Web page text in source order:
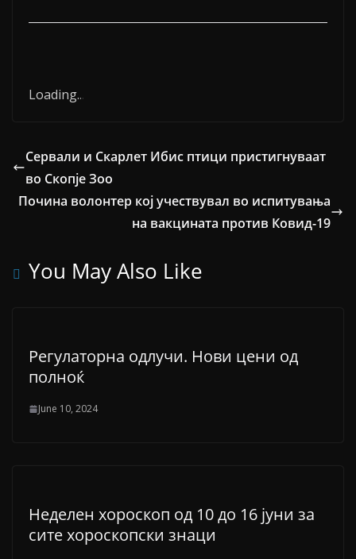
Loading...
Сервали и Скарлет Ибис птици пристигнуваат
во Скопје Зоо
Почина волонтер кој учествувал во испитувања
на вакцината против Ковид-19
You May Also Like
Регулаторна одлучи. Нови цени од
полноќ
June 10, 2024
Неделен хороскоп од 10 до 16 јуни за
сите хороскопски знаци